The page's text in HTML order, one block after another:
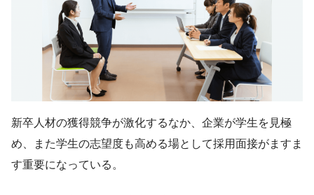
新卒人材の獲得競争が激化するなか、企業が学生を見極
め、また学生の志望度も高める場として採用面接がますま
す重要になっている。